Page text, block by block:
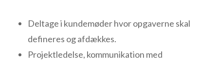
Deltage i kundemøder hvor opgaverne skal
defineres og afdækkes.
Projektledelse, kommunikation med